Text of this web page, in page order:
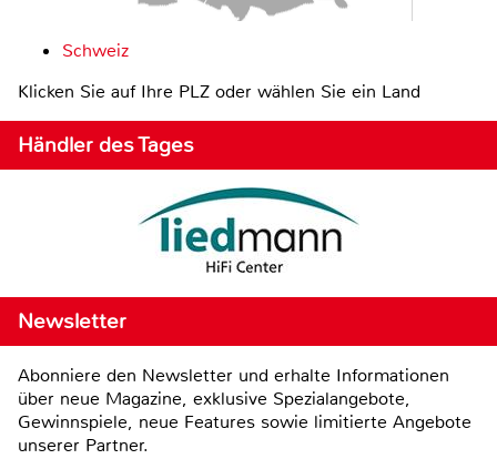
Schweiz
Klicken Sie auf Ihre PLZ oder wählen Sie ein Land
Händler des Tages
Newsletter
Abonniere den Newsletter und erhalte Informationen
über neue Magazine, exklusive Spezialangebote,
Gewinnspiele, neue Features sowie limitierte Angebote
unserer Partner.